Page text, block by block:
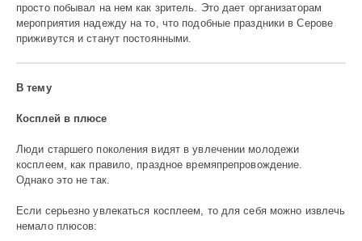
просто побывал на нем как зритель. Это дает организаторам
мероприятия надежду на то, что подобные праздники в Серове
приживутся и станут постоянными.
В тему
Косплей в плюсе
Люди старшего поколения видят в увлечении молодежи
косплеем, как правило, праздное времяпрепровождение.
Однако это не так.
Если серьезно увлекаться косплеем, то для себя можно извлечь
немало плюсов: